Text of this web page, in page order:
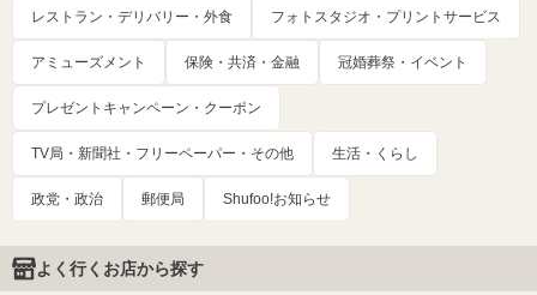
レストラン・デリバリー・外食 フォトスタジオ・プリントサービス
アミューズメント 保険・共済・金融 冠婚葬祭・イベント
プレゼントキャンペーン・クーポン
TV局・新聞社・フリーペーパー・その他 生活・くらし
政党・政治 郵便局 Shufoo!お知らせ
よく行くお店から探す